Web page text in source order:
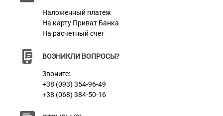
Наложенный платеж
На карту Приват Банка
На расчетный счет
ВОЗНИКЛИ ВОПРОСЫ?
Звоните:
+38 (093) 354-96-49
+38 (068) 384-50-16
Голубой
Фурнитура Сталь с Карбоновым Покрытием